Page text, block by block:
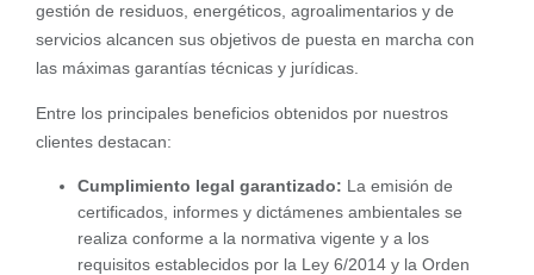
gestión de residuos, energéticos, agroalimentarios y de
servicios alcancen sus objetivos de puesta en marcha con
las máximas garantías técnicas y jurídicas.
Entre los principales beneficios obtenidos por nuestros
clientes destacan:
Cumplimiento legal garantizado: La emisión de
certificados, informes y dictámenes ambientales se
realiza conforme a la normativa vigente y a los
requisitos establecidos por la Ley 6/2014 y la Orden